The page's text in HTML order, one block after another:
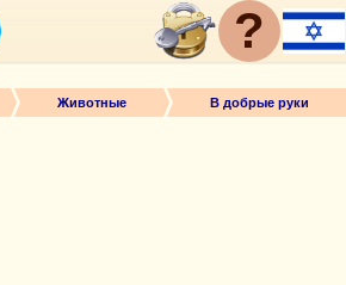
?
Животные В добрые руки